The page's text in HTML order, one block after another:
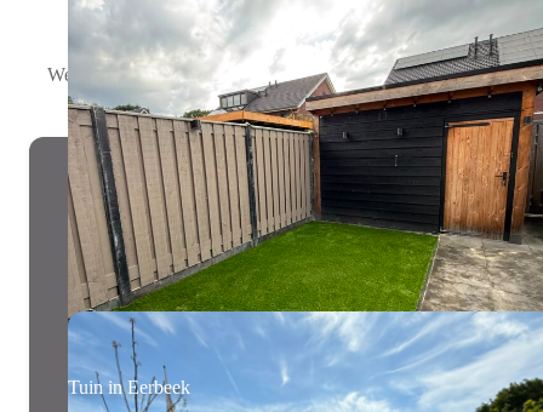
Laatste projecten
We hebben veel mooie tuinen voorzien van onze populaire
kunstgrasmatten!
Tuin in Eerbeek